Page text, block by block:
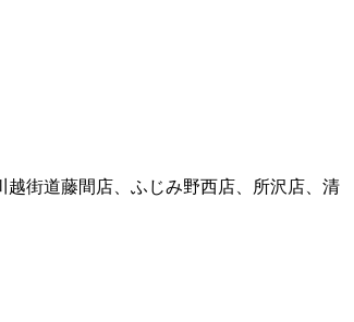
街道藤間店、ふじみ野西店、所沢店、清